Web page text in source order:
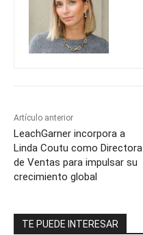
Artículo anterior
LeachGarner incorpora a
Linda Coutu como Directora
de Ventas para impulsar su
crecimiento global
TE PUEDE INTERESAR